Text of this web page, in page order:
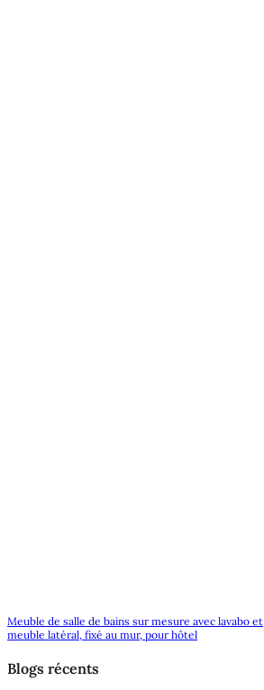
Meuble de salle de bains sur mesure avec lavabo et
meuble latéral, fixé au mur, pour hôtel
Blogs récents